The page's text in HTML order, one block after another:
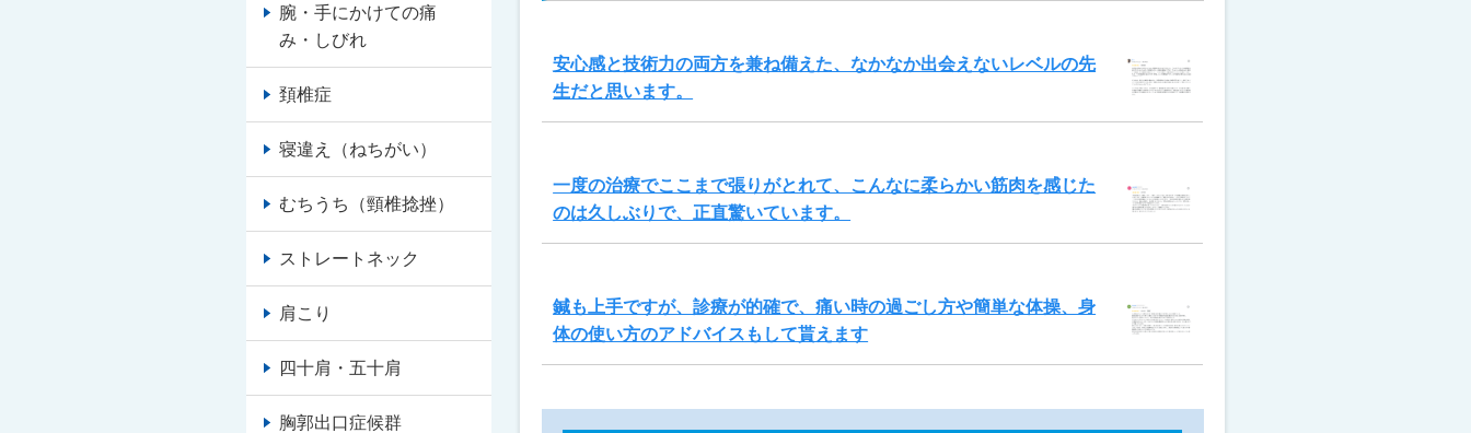
安心感と技術力の両方を兼ね備えた、なかなか出会えないレベルの先
生だと思います。
一度の治療でここまで張りがとれて、こんなに柔らかい筋肉を感じた
のは久しぶりで、正直驚いています。
鍼も上手ですが、診療が的確で、痛い時の過ごし方や簡単な体操、身
体の使い方のアドバイスもして貰えます
腕・手にかけての痛
み・しびれ
頚椎症
寝違え（ねちがい）
むちうち（頸椎捻挫）
ストレートネック
肩こり
四十肩・五十肩
胸郭出口症候群